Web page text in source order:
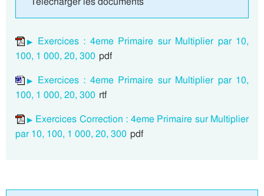
Exercices : 4eme Primaire sur Multiplier par 10,
100, 1 000, 20, 300 pdf
Exercices : 4eme Primaire sur Multiplier par 10,
100, 1 000, 20, 300 rtf
Exercices Correction : 4eme Primaire sur Multiplier
par 10, 100, 1 000, 20, 300 pdf